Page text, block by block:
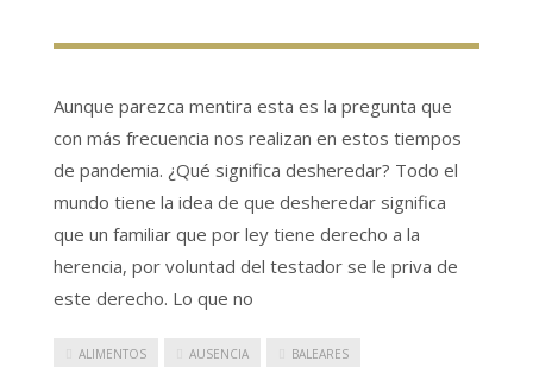
Aunque parezca mentira esta es la pregunta que
con más frecuencia nos realizan en estos tiempos
de pandemia. ¿Qué significa desheredar? Todo el
mundo tiene la idea de que desheredar significa
que un familiar que por ley tiene derecho a la
herencia, por voluntad del testador se le priva de
este derecho. Lo que no
ALIMENTOS AUSENCIA BALEARES